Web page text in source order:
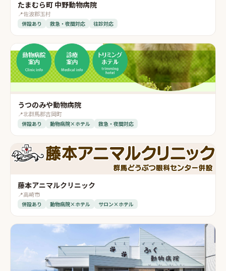
たまむら町 中野動物病院
📍佐波郡玉村
併設あり 救急・夜間対応 往診対応
うつのみや動物病院
📍北群馬郡吉岡町
併設あり 動物病院×ホテル 救急・夜間対応
藤本アニマルクリニック
📍高崎市
併設あり 動物病院×ホテル サロン×ホテル